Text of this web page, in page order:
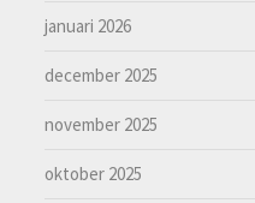
januari 2026
december 2025
november 2025
oktober 2025